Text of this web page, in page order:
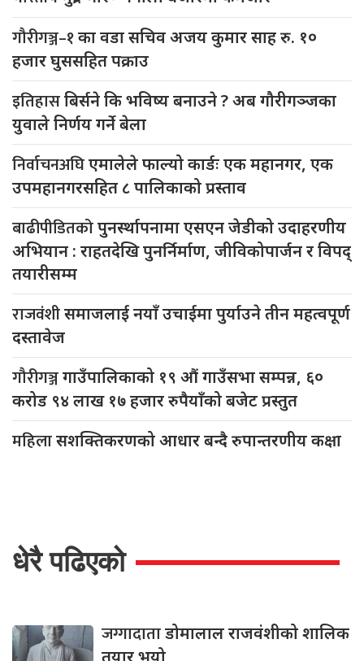
गौरीगञ्ज–१का वडा सचिव अजय कुमार साह रु. १०
हजार घुससहित पक्राउ
इतिहासबिर्सने कि भविष्य बनाउने ? अब गौरीगञ्जका
युवाले निर्णय गर्ने बेला
निर्वाचनअघिएमालेले फाल्यो कार्डः एक महानगर, एक
उपमहानगरसहित ८ पालिकाको प्रस्ताव
बाढीपीडितकोपुनर्स्थापनामा एसएन जेडीको उदाहरणीय
अभियान : राहतदेखि पुनर्निर्माण, जीविकोपार्जन र विपद्
तयारीसम्म
राजवंशीसमाजलाई नयाँ उचाईमा पुर्याउने तीन महत्वपूर्ण
दस्तावेज
गौरीगञ्जगाउँपालिकाको १९ औं गाउँसभा सम्पन्न, ६०
करोड ९४ लाख १७ हजार रुपैयाँको बजेट प्रस्तुत
महिलासशक्तिकरणको आधार बन्दै रुपान्तरणीय कक्षा
धेरै पढिएको
जग्गादाताडोमालाल राजवंशीको शालिक
तयार भयो